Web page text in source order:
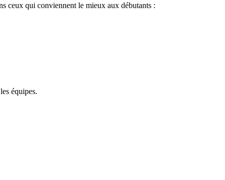
ceux qui conviennent le mieux aux débutants :
équipes.